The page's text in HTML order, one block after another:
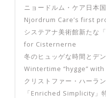
ニョードルム・ケア日本
Njordrum Care’s first
システアナ美術館新た
for Cisternerne
冬のヒュッゲな時間とデ
Wintertime “hygge”
クリストファー・ハーラ
「Enriched Simplicity」